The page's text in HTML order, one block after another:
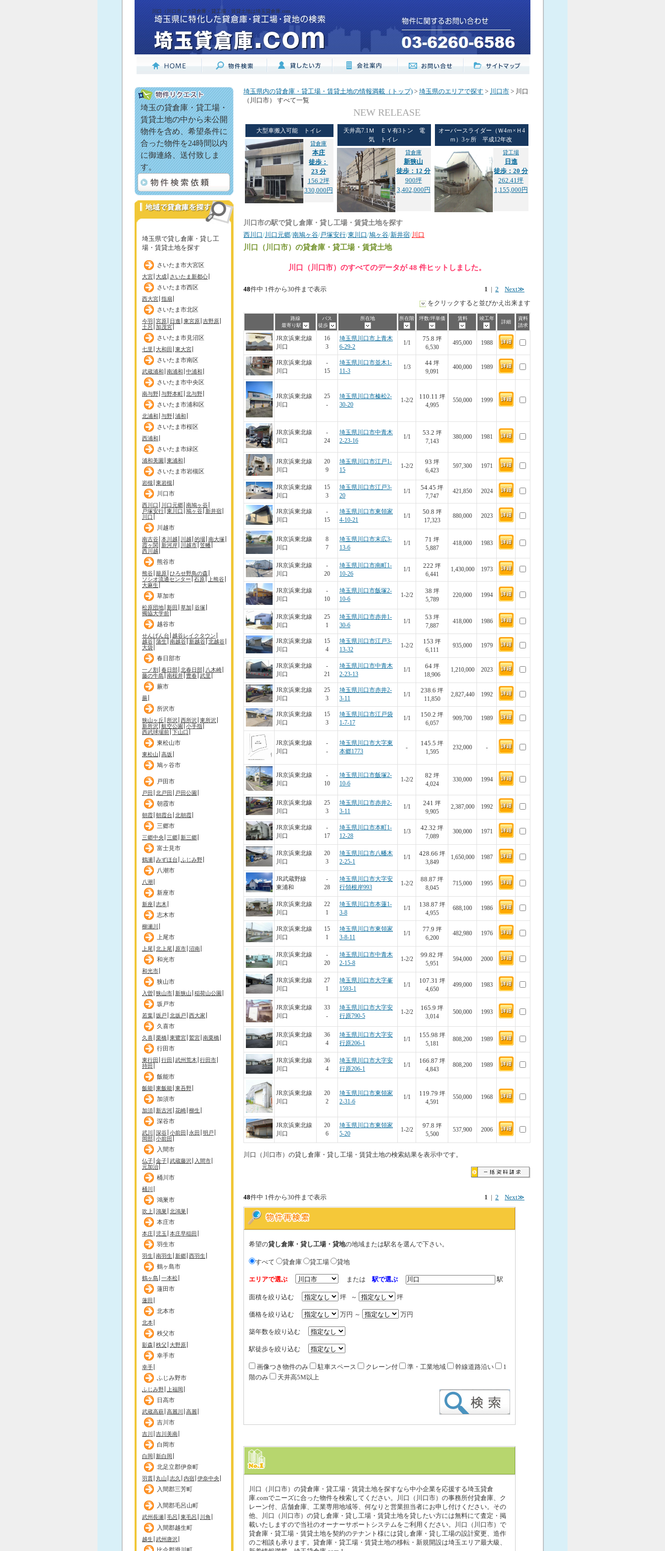
川口（川口市）の貸倉庫・貸工場・賃貸土地は埼玉貸倉庫.com。
埼玉の貸倉庫・貸工場・
賃貸土地の中から未公開
物件を含め、希望条件に
合った物件を24時間以内
に御連絡、送付致しま
す。
埼玉県で貸し倉庫・貸し工
場・賃貸土地を探す
さいたま市大宮区
大宮 大成 さいたま新都心
さいたま市西区
西大宮 指扇
さいたま市北区
今羽 宮原 日進 東宮原 吉野原
土呂 加茂宮
さいたま市見沼区
七里 大和田 東大宮
さいたま市南区
武蔵浦和 南浦和 中浦和
さいたま市中央区
南与野 与野本町 北与野
さいたま市浦和区
北浦和 与野 浦和
さいたま市桜区
西浦和
さいたま市緑区
浦和美園 東浦和
さいたま市岩槻区
岩槻 東岩槻
川口市
西川口 川口元郷 南鳩ヶ谷
戸塚安行 東川口 鳩ヶ谷 新井宿
川口
川越市
南古谷 本川越 川越 的場 南大塚
霞ヶ関
新河岸 川越市 笠幡
西川越
熊谷市
熊谷 籠原 ひろせ野鳥の森
ソシオ流通センター 石原
上熊谷
大麻生
草加市
松原団地 新田 草加 谷塚
獨協大学前
越谷市
せんげん台 越谷レイクタウン
越谷 蒲生 南越谷 新越谷 北越谷
大袋
春日部市
一ノ割 春日部 北春日部
八木崎
藤の牛島 南桜井 豊春 武里
蕨市
蕨
所沢市
狭山ヶ丘 所沢 西所沢 東所沢
新所沢 航空公園
小手指
西武球場前 下山口
東松山市
東松山 高坂
鳩ヶ谷市
戸田市
戸田 北戸田 戸田公園
朝霞市
朝霞 朝霞台 北朝霞
三郷市
三郷中央 三郷 新三郷
富士見市
鶴瀬 みずほ台 ふじみ野
八潮市
八潮
新座市
新座 志木
志木市
柳瀬川
上尾市
上尾 北上尾 原市 沼南
和光市
和光市
狭山市
入曽 狭山市 新狭山 稲荷山公園
坂戸市
若葉 坂戸 北坂戸 西大家
久喜市
久喜 栗橋 東鷺宮 鷲宮 南栗橋
行田市
東行田 行田 武州荒木 行田市
持田
飯能市
飯能 東飯能 東吾野
加須市
加須 新古河 花崎 柳生
深谷市
武川 深谷 小前田 永田 明戸
岡部 小前田
入間市
仏子 金子 武蔵藤沢
入間市
元加治
桶川市
桶川
鴻巣市
吹上 鴻巣 北鴻巣
本庄市
本庄 児玉 本庄早稲田
羽生市
羽生 南羽生 新郷 西羽生
鶴ヶ島市
鶴ヶ島 一本松
蓮田市
蓮田
北本市
北本
秩父市
影森 秩父 大野原
幸手市
幸手
ふじみ野市
ふじみ野 上福岡
日高市
武蔵高萩 高麗川 高麗
吉川市
吉川 吉川美南
白岡市
白岡 新白岡
北足立郡伊奈町
羽貫 丸山 志久 内宿 伊奈中央
入間郡三芳町
入間郡毛呂山町
武州長瀬 毛呂 東毛呂 川角
入間郡越生町
越生 武州唐沢
埼玉県内の貸倉庫・貸工場・賃貸土地の情報満載（トップ) > 埼玉県のエリアで探す > 川口市 > 川口
（川口市） すべて一覧
NEW RELEASE
大型車搬入可能 トイレ
貸倉庫
本庄
徒歩：
23 分
156.2坪
330,000円
天井高7.1Ｍ ＥＶ有3トン 電
気 トイレ
貸倉庫
新狭山
徒歩：12 分
900坪
3,402,000円
オーバースライダー（Ｗ4ｍ×Ｈ4
ｍ）3ヶ所 平成12年改
貸工場
日進
徒歩：20 分
262.41坪
1,155,000円
川口市の駅で貸し倉庫・貸し工場・賃貸土地を探す
西川口 /川口元郷/南鳩ヶ谷/戸塚安行/東川口 /鳩ヶ谷/新井宿/川口
川口（川口市） の貸倉庫・貸工場・賃貸土地
川口（川口市）のすべてのデータが 48 件ヒットしました。
1 2 Next≫
48件中 1件から30件まで表示
をクリックすると並びかえ出来ます
路線
最寄り駅
バス
徒歩
所在地 所在階 坪数/坪単価 賃料 竣工年
詳細
資料
請求
JR京浜東北線
川口
16
3
埼玉県川口市上青木
6-29-2
1/1
75.8 坪
6,530
495,000 1988
JR京浜東北線
川口
-
15
埼玉県川口市並木1-
11-3
1/3
44坪
9,091
400,000 1989
JR京浜東北線
川口
25
-
埼玉県川口市榛松2-
30-20
1-2/2
110.11 坪
4,995
550,000 1999
JR京浜東北線
川口
-
24
埼玉県川口市中青木
2-23-16
1/1
53.2 坪
7,143
380,000 1981
JR京浜東北線
川口
20
9
埼玉県川口市江戸1-
15
1-2/2
93 坪
6,423
597,300 1971
JR京浜東北線
川口
15
3
埼玉県川口市江戸3-
20
1/1
54.45 坪
7,747
421,850 2024
JR京浜東北線
川口
-
15
埼玉県川口市東領家
4-10-21
1/1
50.8 坪
17,323
880,000 2023
JR京浜東北線
川口
8
7
埼玉県川口市末広3-
13-6
1/1
71 坪
5,887
418,000 1983
JR京浜東北線
川口
-
20
埼玉県川口市南町1-
10-26
1/1
222 坪
6,441
1,430,000 1973
JR京浜東北線
川口
-
10
埼玉県川口市飯塚2-
10-6
1-2/2
38 坪
5,789
220,000 1994
JR京浜東北線
川口
25
1
埼玉県川口市赤井1-
30-6
1/1
53 坪
7,887
418,000 1986
JR京浜東北線
川口
15
4
埼玉県川口市江戸3-
13-32
1-2/2
153 坪
6,111
935,000 1979
JR京浜東北線
川口
-
21
埼玉県川口市中青木
2-23-13
1/1
64坪
18,906
1,210,000 2023
JR京浜東北線
川口
25
3
埼玉県川口市赤井2-
3-11
1/1
238.6 坪
11,850
2,827,440 1992
JR京浜東北線
川口
15
3
埼玉県川口市江戸袋
1-7-17
1/1
150.2 坪
6,057
909,700 1989
JR京浜東北線
川口
-
-
埼玉県川口市大字東
本郷1773
-
145.5 坪
1,595
232,000 -
JR京浜東北線
川口
-
10
埼玉県川口市飯塚2-
10-6
1-2/2
82 坪
4,024
330,000 1994
JR京浜東北線
川口
25
3
埼玉県川口市赤井2-
3-11
1/1
241 坪
9,905
2,387,000 1992
JR京浜東北線
川口
-
17
埼玉県川口市本町1-
12-28
1/3
42.32 坪
7,089
300,000 1971
JR京浜東北線
川口
20
3
埼玉県川口市八幡木
2-25-1
1/1
428.66 坪
3,849
1,650,000 1987
JR武蔵野線
東浦和
-
28
埼玉県川口市大字安
行領根岸993
1-2/2
88.87 坪
8,045
715,000 1995
JR京浜東北線
川口
22
1
埼玉県川口市本蓮1-
3-8
1/1
138.87 坪
4,955
688,100 1986
JR京浜東北線
川口
15
1
埼玉県川口市東領家
3-8-11
1/1
77.9 坪
6,200
482,980 1976
JR京浜東北線
川口
-
20
埼玉県川口市中青木
2-15-8
1-2/2
99.82 坪
5,951
594,000 2000
JR京浜東北線
川口
27
1
埼玉県川口市大字峯
1593-1
1/1
107.31 坪
4,650
499,000 1983
JR京浜東北線
川口
33
-
埼玉県川口市大字安
行原790-5
1-2/2
165.9 坪
3,014
500,000 1993
JR京浜東北線
川口
36
4
埼玉県川口市大字安
行原206-1
1/1
155.98 坪
5,181
808,200 1989
JR京浜東北線
川口
36
4
埼玉県川口市大字安
行原206-1
1/1
166.87 坪
4,843
808,200 1989
JR京浜東北線
川口
20
2
埼玉県川口市東領家
2-31-6
1/1
119.79 坪
4,591
550,000 1968
JR京浜東北線
川口
20
6
埼玉県川口市東領家
5-20
1-2/2
97.8 坪
5,500
537,900 2006
川口（川口市）の貸し倉庫・貸し工場・賃貸土地の検索結果を表示中です。
1 2 Next≫
48件中 1件から30件まで表示
希望の貸し倉庫・貸し工場・貸地の地域または駅名を選んで下さい。
すべて 貸倉庫 貸工場 貸地
エリアで選ぶ または駅で選ぶ 駅
面積を絞り込む 坪 ～ 坪
価格を絞り込む 万円 ～ 万円
築年数を絞り込む
駅徒歩を絞り込む
画像つき物件のみ 駐車スペース クレーン付 準・工業地域 幹線道路沿い
1
階のみ
天井高5M以上
川口（川口市）の貸倉庫・貸工場・賃貸土地を探すなら中小企業を応援する埼玉貸倉
庫.comでニーズに合った物件を検索してください。川口（川口市）の事務所付貸倉庫、ク
レーン付、店舗倉庫、工業専用地域等、何なりと営業担当者にお申し付けください。その
他、川口（川口市）の貸し倉庫・貸し工場・賃貸土地を貸したい方には無料にて査定・掲
載いたしますので当社のオーナーサポートシステムをご利用ください。川口（川口市）で
貸倉庫・貸工場・賃貸土地を契約のテナント様には貸し倉庫・貸し工場の設計変更、造作
のご相談も承ります。貸倉庫・貸工場・賃貸土地の移転・新規開設は埼玉エリア最大級、